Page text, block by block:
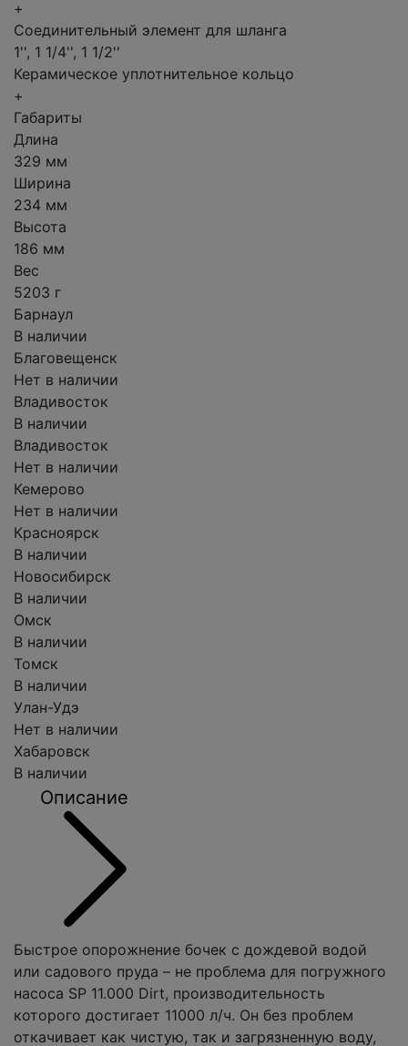
+
Соединительный элемент для шланга
1'', 1 1/4'', 1 1/2''
Керамическое уплотнительное кольцо
+
Габариты
Длина
329 мм
Ширина
234 мм
Высота
186 мм
Вес
5203 г
Барнаул
В наличии
Благовещенск
Нет в наличии
Владивосток
В наличии
Владивосток
Нет в наличии
Кемерово
Нет в наличии
Красноярск
В наличии
Новосибирск
В наличии
Омск
В наличии
Томск
В наличии
Улан-Удэ
Нет в наличии
Хабаровск
В наличии
Описание
Быстрое опорожнение бочек с дождевой водой
или садового пруда – не проблема для погружного
насоса SP 11.000 Dirt, производительность
которого достигает 11000 л/ч. Он без проблем
откачивает как чистую, так и загрязненную воду,